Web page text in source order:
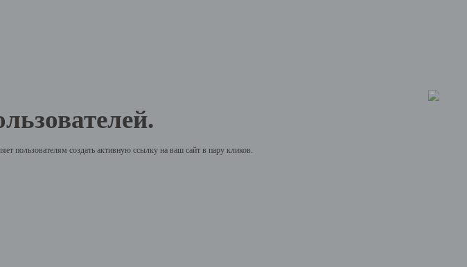
пользователям создать активную ссылку на ваш сайт в пару кликов.